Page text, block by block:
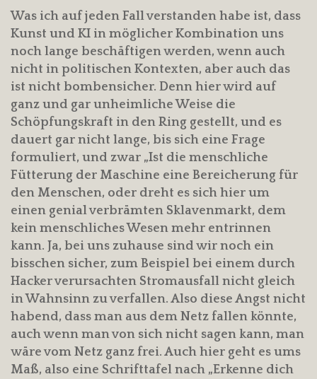
Was ich auf jeden Fall verstanden habe ist, dass
Kunst und KI in möglicher Kombination uns
noch lange beschäftigen werden, wenn auch
nicht in politischen Kontexten, aber auch das
ist nicht bombensicher. Denn hier wird auf
ganz und gar unheimliche Weise die
Schöpfungskraft in den Ring gestellt, und es
dauert gar nicht lange, bis sich eine Frage
formuliert, und zwar „Ist die menschliche
Fütterung der Maschine eine Bereicherung für
den Menschen, oder dreht es sich hier um
einen genial verbrämten Sklavenmarkt, dem
kein menschliches Wesen mehr entrinnen
kann. Ja, bei uns zuhause sind wir noch ein
bisschen sicher, zum Beispiel bei einem durch
Hacker verursachten Stromausfall nicht gleich
in Wahnsinn zu verfallen. Also diese Angst nicht
habend, dass man aus dem Netz fallen könnte,
auch wenn man von sich nicht sagen kann, man
wäre vom Netz ganz frei. Auch hier geht es ums
Maß, also eine Schrifttafel nach „Erkenne dich